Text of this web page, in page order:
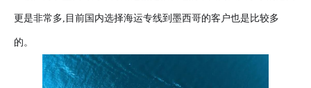
更是非常多,目前国内选择海运专线到墨西哥的客户也是比较多
的。